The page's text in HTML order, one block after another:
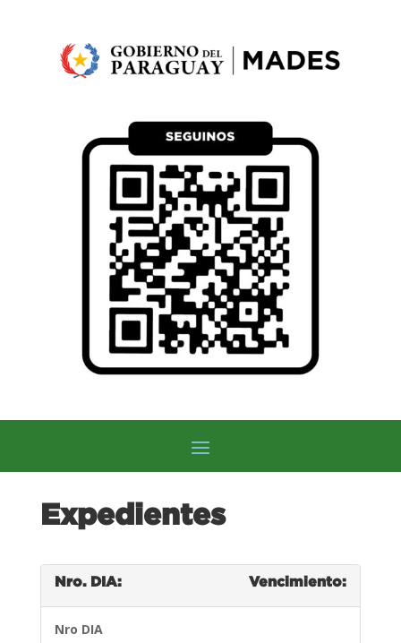
Expedientes
Nro. DIA: Vencimiento:
Nro DIA